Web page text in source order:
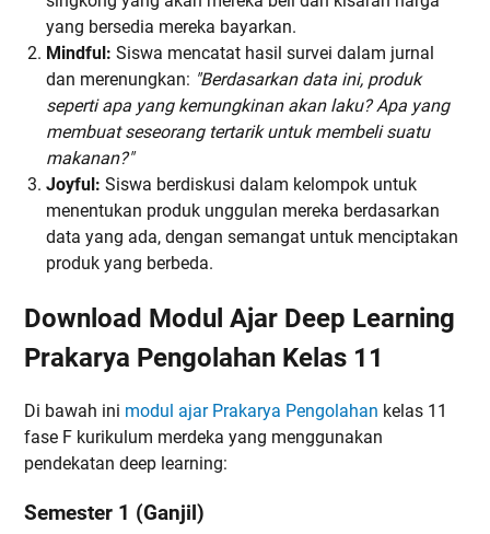
yang bersedia mereka bayarkan.
Mindful: Siswa mencatat hasil survei dalam jurnal
dan merenungkan: "Berdasarkan data ini, produk
seperti apa yang kemungkinan akan laku? Apa yang
membuat seseorang tertarik untuk membeli suatu
makanan?"
Joyful: Siswa berdiskusi dalam kelompok untuk
menentukan produk unggulan mereka berdasarkan
data yang ada, dengan semangat untuk menciptakan
produk yang berbeda.
Download Modul Ajar Deep Learning
Prakarya Pengolahan Kelas 11
Di bawah ini modul ajar Prakarya Pengolahan kelas 11
fase F kurikulum merdeka yang menggunakan
pendekatan deep learning:
Semester 1 (Ganjil)